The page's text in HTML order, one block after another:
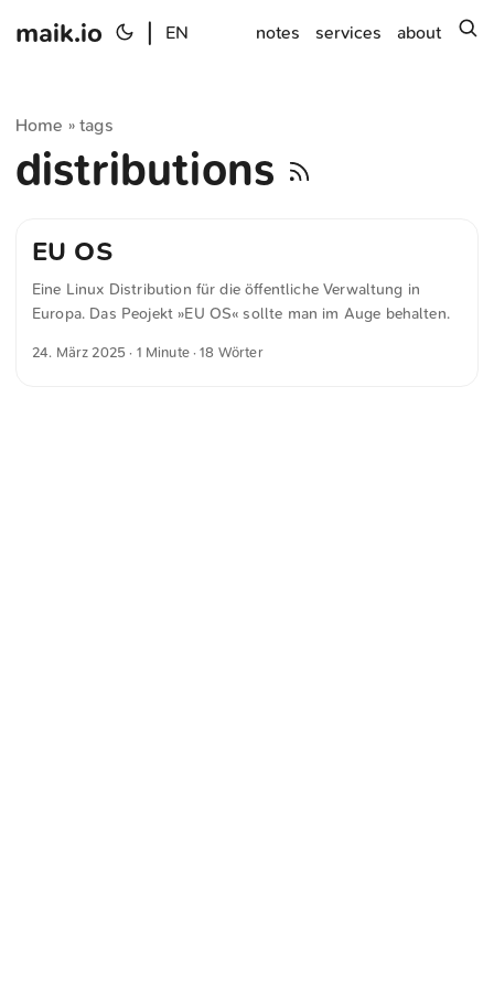
maik.io EN notes services about
Home »tags
distributions
EU OS
Eine Linux Distribution für die öffentliche Verwaltung in
Europa. Das Peojekt »EU OS« sollte man im Auge behalten.
24. März 2025 · 1 Minute · 18 Wörter